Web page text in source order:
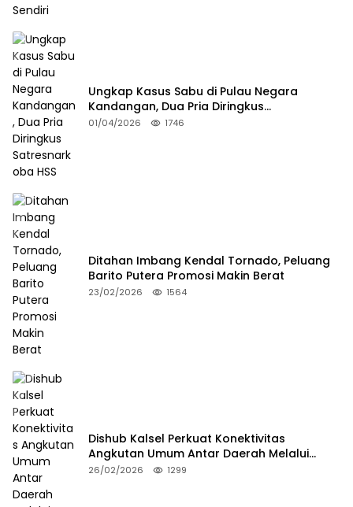
Ungkap Kasus Sabu di Pulau Negara
Kandangan, Dua Pria Diringkus
Satresnarkoba HSS
01/04/2026 1746
Ditahan Imbang Kendal Tornado, Peluang
Barito Putera Promosi Makin Berat
23/02/2026 1564
Dishub Kalsel Perkuat Konektivitas
Angkutan Umum Antar Daerah Melalui
Integritas
26/02/2026 1299